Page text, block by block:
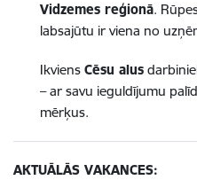
Vidzemes reģionā.
labsajūtu ir viena no
Ikviens Cēsu alus
– ar savu ieguldījumu
mērķus.
AKTUĀLĀS VAKANCES: